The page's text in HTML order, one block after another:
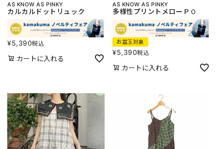
AS KNOW AS PINKY
カルカルドットリュック
¥5,390税込
カートに入れる
AS KNOW AS PINKY
多様性プリントメローＰＯ
お盆玉対象
¥5,390税込
カートに入れる